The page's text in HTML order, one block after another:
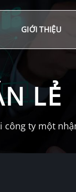
GIỚI THIỆU
LẺ
ty một